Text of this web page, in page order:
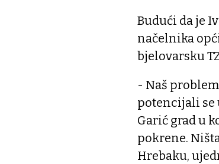
Budući da je
načelnika
bjelovarsku
- Naš
potencijali se
Garić grad u
pokrene.
Hrebaku,